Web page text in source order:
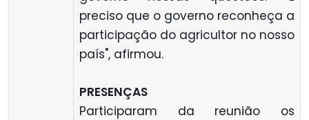
preciso que o governo reconheça a
participação do agricultor no nosso
país", afirmou.
PRESENÇAS
Participaram da reunião os